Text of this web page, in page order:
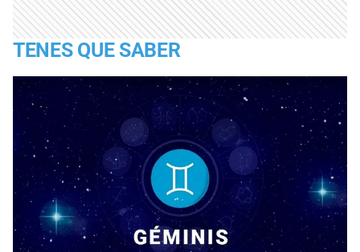
TENES QUE SABER